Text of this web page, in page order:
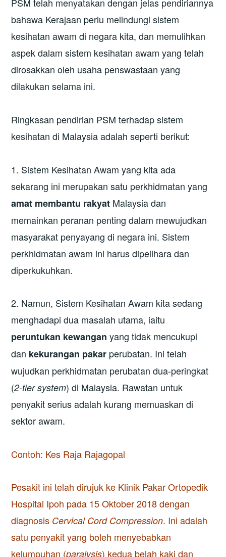
bahawa Kerajaan perlu melindungi sistem
kesihatan awam di negara kita, dan memulihkan
aspek dalam sistem kesihatan awam yang telah
dirosakkan oleh usaha penswastaan yang
dilakukan selama ini.
Ringkasan pendirian PSM terhadap sistem
kesihatan di Malaysia adalah seperti berikut:
1. Sistem Kesihatan Awam yang kita ada
sekarang ini merupakan satu perkhidmatan yang
amat membantu rakyat Malaysia dan
memainkan peranan penting dalam mewujudkan
masyarakat penyayang di negara ini. Sistem
perkhidmatan awam ini harus dipelihara dan
diperkukuhkan.
2. Namun, Sistem Kesihatan Awam kita sedang
menghadapi dua masalah utama, iaitu
peruntukan kewangan yang tidak mencukupi
dan kekurangan pakar perubatan. Ini telah
wujudkan perkhidmatan perubatan dua-peringkat
(2-tier system) di Malaysia. Rawatan untuk
penyakit serius adalah kurang memuaskan di
sektor awam.
Contoh: Kes Raja Rajagopal
Pesakit ini telah dirujuk ke Klinik Pakar Ortopedik
Hospital Ipoh pada 15 Oktober 2018 dengan
diagnosis Cervical Cord Compression. Ini adalah
satu penyakit yang boleh menyebabkan
kelumpuhan (paralysis) kedua belah kaki dan